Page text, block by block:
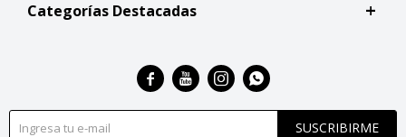
Categorías Destacadas
SUSCRIBIRME
   